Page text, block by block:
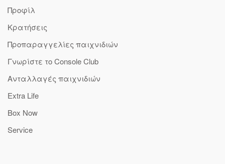
Προφίλ
Κρατήσεις
Προπαραγγελίες παιχνιδιών
Γνωρίστε το Console Club
Ανταλλαγές παιχνιδιών
Extra Life
Box Now
Service